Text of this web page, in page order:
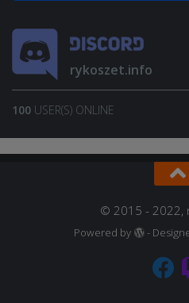
rykoszet.info
100 USER(S) ONLINE
© 2015 - 2022,
Powered by -